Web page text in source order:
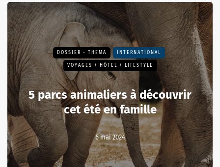
DOSSIER - THEMA INTERNATIONAL
VOYAGES / HÔTEL / LIFESTYLE
5 parcs animaliers à découvrir
cet été en famille
6 mai 2024